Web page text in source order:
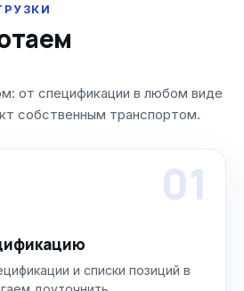
от спецификации в любом виде
собственным транспортом.
01
и списки позиций в